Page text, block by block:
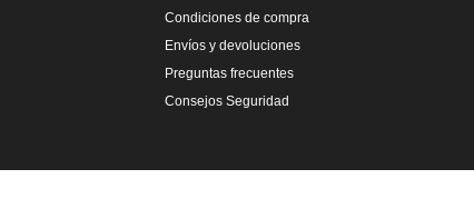
Condiciones de compra
Envíos y devoluciones
Preguntas frecuentes
Consejos Seguridad